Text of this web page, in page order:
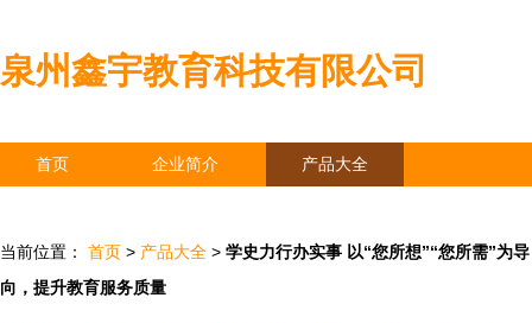
泉州鑫宇教育科技有限公司
首页 企业简介 产品大全
当前位置： 首页 > 产品大全 > 学史力行办实事 以“您所想”“您所需”为导
向，提升教育服务质量